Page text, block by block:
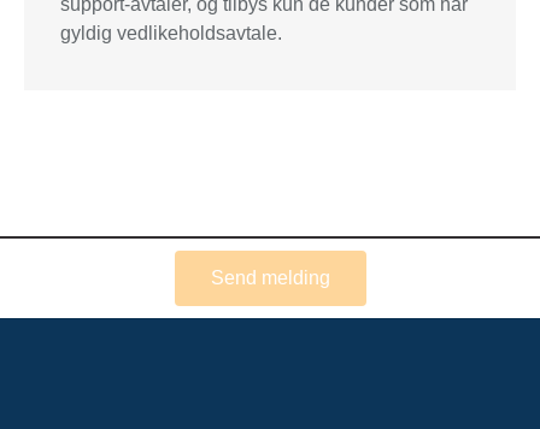
support-avtaler, og tilbys kun de kunder som har
gyldig vedlikeholdsavtale.
Send melding